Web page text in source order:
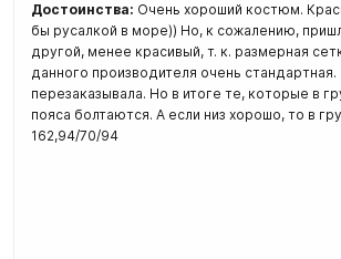
Достоинства: Очень хороший костюм.
бы русалкой в море)) Но, к сожалению,
другой, менее красивый, т. к. размерная
данного производителя очень стандартная.
перезаказывала. Но в итоге те, которые в
пояса болтаются. А если низ хорошо, то в
162,94/70/94